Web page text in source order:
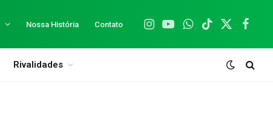
Nossa História Contato
Instagram
YouTubeWhatsApp
TikTok
X
Rivalidades